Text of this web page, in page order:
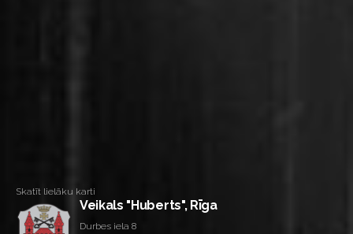
Skatīt lielāku karti
Veikals "Huberts", Rīga
Durbes iela 8